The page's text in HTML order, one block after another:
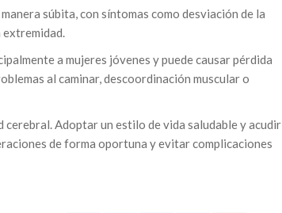
súbita, con síntomas como desviación de la
extremidad.
a mujeres jóvenes y puede causar pérdida
al caminar, descoordinación muscular o
Adoptar un estilo de vida saludable y acudir
de forma oportuna y evitar complicaciones